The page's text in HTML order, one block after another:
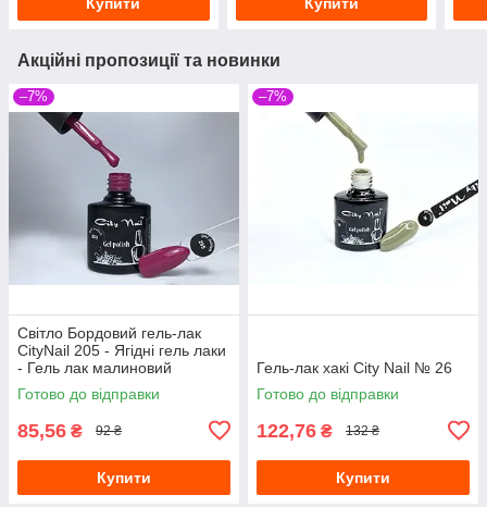
Акційні пропозиції та новинки
–7%
Світло Бордовий гель-лак
CityNail 205 - Ягідні гель лаки
- Гель лак малиновий
рожевий
Готово до відправки
85,56 ₴ 92 ₴
Купити
–7%
Гель-лак хакі City Nail № 26
Готово до відправки
122,76 ₴ 132 ₴
Купити